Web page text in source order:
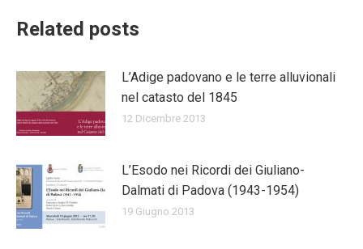
Related posts
L’Adige padovano e le terre alluvionali
nel catasto del 1845
12 Dicembre 2013
L’Esodo nei Ricordi dei Giuliano-
Dalmati di Padova (1943-1954)
19 Giugno 2013